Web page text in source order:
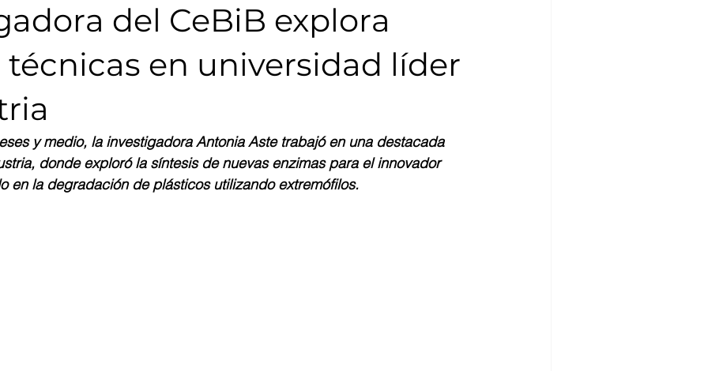
Matemático agronomía marina ANID
Inteligencia Artificial
Equidad de genero Diversidad mujeresenciencia
del CeBiB explora
técnicas en universidad líder
y medio, la investigadora Antonia Aste trabajó en una destacada
donde exploró la síntesis de nuevas enzimas para el innovador
en la degradación de plásticos utilizando extremófilos.